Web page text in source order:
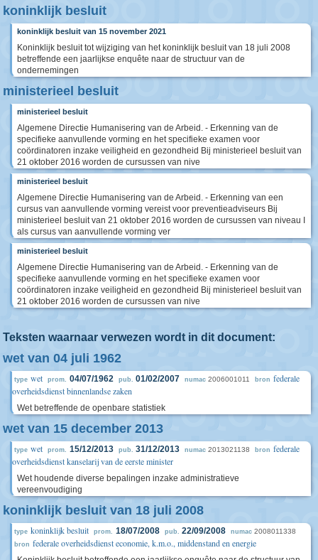
koninklijk besluit
koninklijk besluit van 15 november 2021
Koninklijk besluit tot wijziging van het koninklijk besluit van 18 juli 2008
betreffende een jaarlijkse enquête naar de structuur van de
ondernemingen
ministerieel besluit
ministerieel besluit
Algemene Directie Humanisering van de Arbeid. - Erkenning van de
specifieke aanvullende vorming en het specifieke examen voor
coördinatoren inzake veiligheid en gezondheid Bij ministerieel besluit van
21 oktober 2016 worden de cursussen van nive
ministerieel besluit
Algemene Directie Humanisering van de Arbeid. - Erkenning van een
cursus van aanvullende vorming vereist voor preventieadviseurs Bij
ministerieel besluit van 21 oktober 2016 worden de cursussen van niveau I
als cursus van aanvullende vorming ver
ministerieel besluit
Algemene Directie Humanisering van de Arbeid. - Erkenning van de
specifieke aanvullende vorming en het specifieke examen voor
coördinatoren inzake veiligheid en gezondheid Bij ministerieel besluit van
21 oktober 2016 worden de cursussen van nive
Teksten waarnaar verwezen wordt in dit document:
wet van 04 juli 1962
type wet prom. 04/07/1962 pub. 01/02/2007 numac 2006001011 bron federale
overheidsdienst binnenlandse zaken
Wet betreffende de openbare statistiek
wet van 15 december 2013
type wet prom. 15/12/2013 pub. 31/12/2013 numac 2013021138 bron federale
overheidsdienst kanselarij van de eerste minister
Wet houdende diverse bepalingen inzake administratieve
vereenvoudiging
koninklijk besluit van 18 juli 2008
type koninklijk besluit prom. 18/07/2008 pub. 22/09/2008 numac 2008011338
bron federale overheidsdienst economie, k.m.o., middenstand en energie